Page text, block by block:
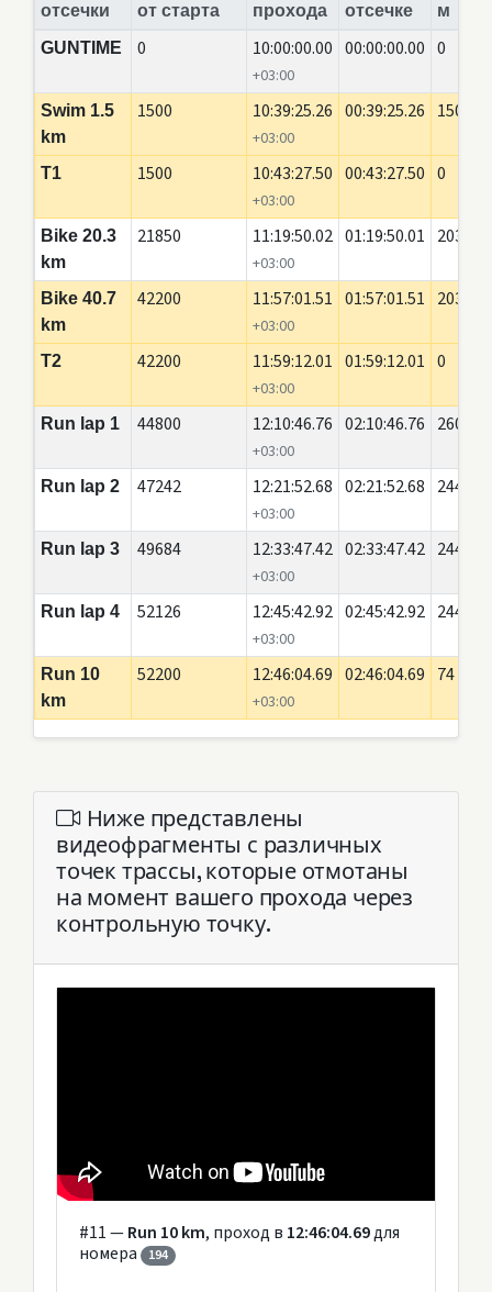
отсечки
от старта
прохода
отсечке
м
GUNTIME
0 10:00:00.00
+03:00
00:00:00.00 0
Swim 1.5
km
1500 10:39:25.26
+03:00
00:39:25.26 1500
T1 1500 10:43:27.50
+03:00
00:43:27.50 0
Bike 20.3
km
21850 11:19:50.02
+03:00
01:19:50.01 20350
Bike 40.7
km
42200 11:57:01.51
+03:00
01:57:01.51 20350
T2 42200 11:59:12.01
+03:00
01:59:12.01 0
Run lap 1 44800 12:10:46.76
+03:00
02:10:46.76 2600
Run lap 2 47242 12:21:52.68
+03:00
02:21:52.68 2442
Run lap 3 49684 12:33:47.42
+03:00
02:33:47.42 2442
Run lap 4 52126 12:45:42.92
+03:00
02:45:42.92 2442
Run 10
km
52200 12:46:04.69
+03:00
02:46:04.69 74
Ниже представлены
видеофрагменты с различных
точек трассы, которые отмотаны
на момент вашего прохода через
контрольную точку.
#11 —Run 10 km, проход в 12:46:04.69для
номера
194